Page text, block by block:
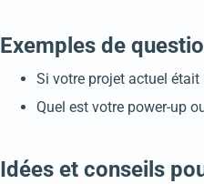
Exemples de
Si votre projet actuel était
Quel est votre power-up
Idées et conseils